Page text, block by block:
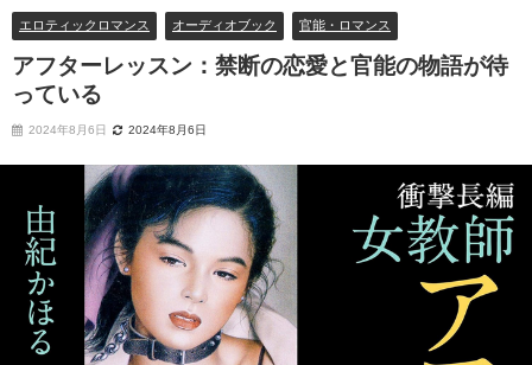
エロティックロマンス オーディオブック 官能・ロマンス
アフターレッスン：禁断の恋愛と官能の物語が待
っている
2024年8月6日 2024年8月6日